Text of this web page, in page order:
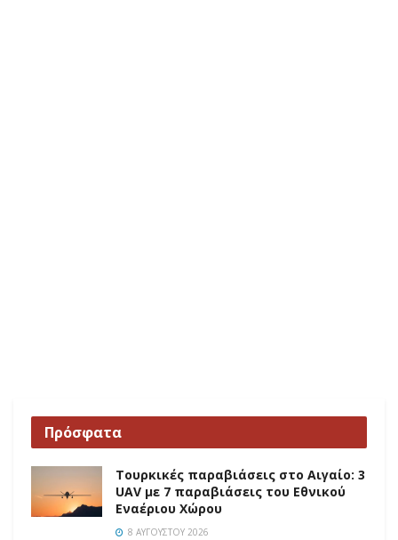
Πρόσφατα
Τουρκικές παραβιάσεις στο Αιγαίο: 3
UAV με 7 παραβιάσεις του Εθνικού
Εναέριου Χώρου
8 ΑΥΓΟΎΣΤΟΥ 2026